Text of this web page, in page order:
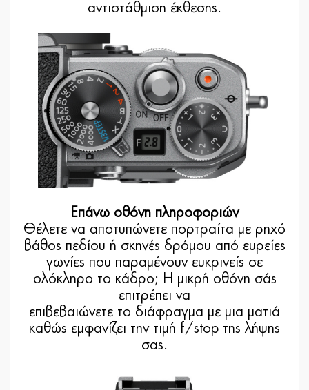
αντιστάθμιση έκθεσης.
Επάνω οθόνη πληροφοριών
Θέλετε να αποτυπώνετε πορτραίτα με ρηχό
βάθος πεδίου ή σκηνές δρόμου από ευρείες
γωνίες που παραμένουν ευκρινείς σε
ολόκληρο το κάδρο; Η μικρή οθόνη σάς
επιτρέπει να
επιβεβαιώνετε το διάφραγμα με μια ματιά
καθώς εμφανίζει την τιμή f/stop της λήψης
σας.